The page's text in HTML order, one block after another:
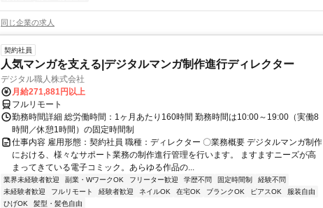
同じ企業の求人
契約社員
人気マンガを支える|デジタルマンガ制作進行ディレクター
デジタル職人株式会社
月給271,881円以上
フルリモート
勤務時間詳細 総労働時間：1ヶ月あたり160時間 勤務時間は10:00～19:00（実働8
時間／休憩1時間）の固定時間制
仕事内容 雇用形態：契約社員 職種：ディレクター 〇業務概要 デジタルマンガ制作
における、様々なサポート業務の制作進行管理を行います。 ますますニーズが高
まってきている電子コミック。あらゆる作品の...
業界未経験者歓迎 副業・WワークOK フリーター歓迎 学歴不問 固定時間制
経験不問
未経験者歓迎
フルリモート 経験者歓迎 ネイルOK 在宅OK ブランクOK ピアスOK
服装自由
ひげOK
髪型・髪色自由